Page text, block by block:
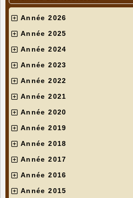
Année 2026
Année 2025
Année 2024
Année 2023
Année 2022
Année 2021
Année 2020
Année 2019
Année 2018
Année 2017
Année 2016
Année 2015